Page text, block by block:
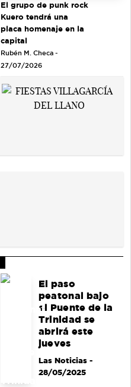
El grupo de punk rock
Kuero tendrá una
placa homenaje en la
capital
Rubén M. Checa -
27/07/2026
El paso
peatonal bajo
el Puente de la
Trinidad se
abrirá este
jueves
Las Noticias-
28/05/2025